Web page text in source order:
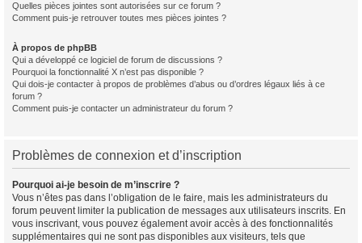
Quelles pièces jointes sont autorisées sur ce forum ?
Comment puis-je retrouver toutes mes pièces jointes ?
À propos de phpBB
Qui a développé ce logiciel de forum de discussions ?
Pourquoi la fonctionnalité X n’est pas disponible ?
Qui dois-je contacter à propos de problèmes d’abus ou d’ordres légaux liés à ce
forum ?
Comment puis-je contacter un administrateur du forum ?
Problèmes de connexion et d’inscription
Pourquoi ai-je besoin de m’inscrire ?
Vous n’êtes pas dans l’obligation de le faire, mais les administrateurs du
forum peuvent limiter la publication de messages aux utilisateurs inscrits. En
vous inscrivant, vous pouvez également avoir accès à des fonctionnalités
supplémentaires qui ne sont pas disponibles aux visiteurs, tels que